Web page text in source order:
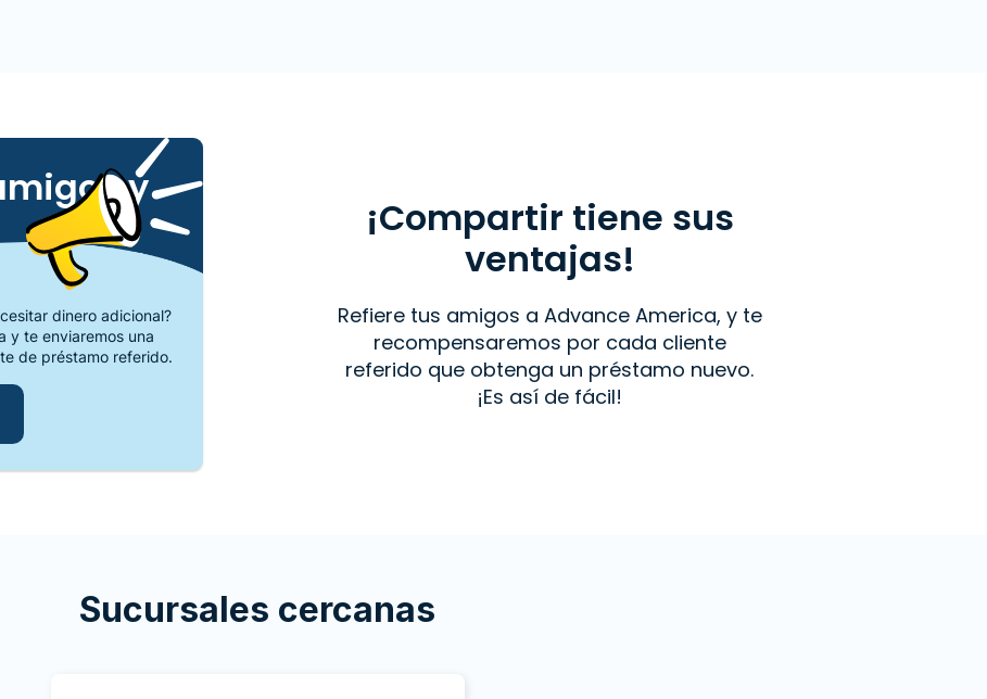
¡Compartir tiene sus
ventajas!
Refiere tus amigos a Advance America, y te
recompensaremos por cada cliente
referido que obtenga un préstamo nuevo.
¡Es así de fácil!
y
dinero adicional?
y te enviaremos una
de préstamo referido.
Sucursales cercanas